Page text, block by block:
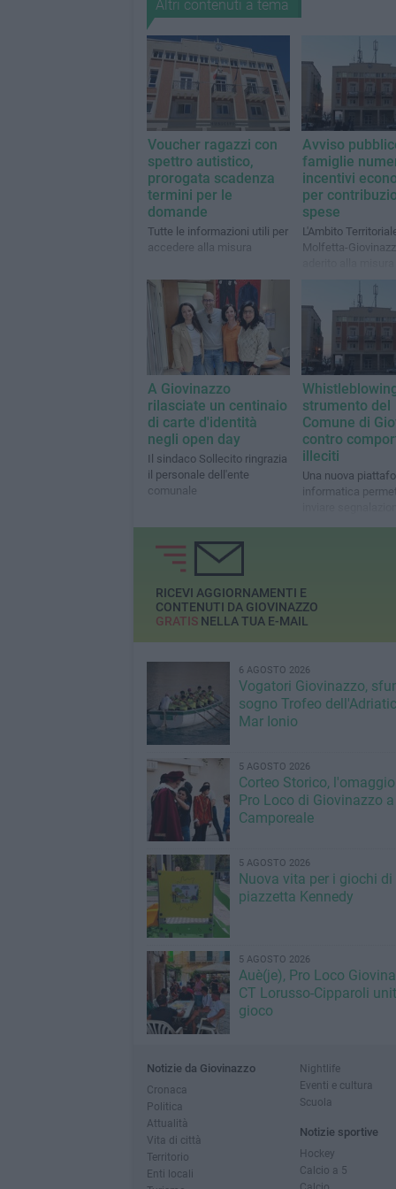
Altri contenuti a tema
Voucher ragazzi con
spettro autistico,
prorogata scadenza
termini per le
domande
Tutte le informazioni utili per
accedere alla misura
Avviso
famiglie
incentivi
per
spese
L'Ambito
Molfetta-
A Giovinazzo
rilasciate un centinaio
di carte d'identità
negli open day
Il sindaco Sollecito ringrazia
il personale dell'ente
comunale
strumento del
Comune di
contro
illeciti
Una nuova
informatica
RICEVI AGGIORNAMENTI E
CONTENUTI DA GIOVINAZZO
GRATISNELLA TUA E-MAIL
6 AGOSTO 2026
Vogatori Giovinazzo,
sogno Trofeo
Mar Ionio
5 AGOSTO 2026
Corteo Storico,
Pro Loco di Giovinazzo a
Camporeale
5 AGOSTO 2026
Nuova vita per i giochi di
piazzetta Kennedy
5 AGOSTO 2026
Auè(je), Pro Loco
CT Lorusso-Cipparoli
gioco
Notizie da Giovinazzo
Cronaca
Politica
Attualità
Vita di città
Territorio
Enti locali
Nightlife
Eventi e cultura
Scuola
Notizie sportive
Hockey
Calcio a 5